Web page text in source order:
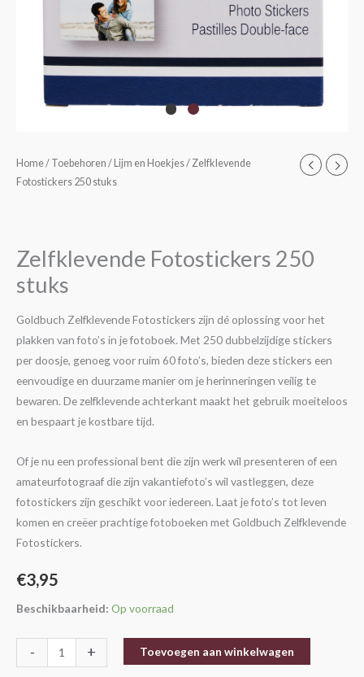
Home/ Toebehoren / Lijm en Hoekjes/ Zelfklevende
Fotostickers 250 stuks
Zelfklevende Fotostickers 250
stuks
Goldbuch Zelfklevende Fotostickers zijn dé oplossing voor het
plakken van foto’s in je fotoboek. Met 250 dubbelzijdige stickers
per doosje, genoeg voor ruim 60 foto’s, bieden deze stickers een
eenvoudige en duurzame manier om je herinneringen veilig te
bewaren. De zelfklevende achterkant maakt het gebruik moeiteloos
en bespaart je kostbare tijd.
Of je nu een professional bent die zijn werk wil presenteren of een
amateurfotograaf die zijn vakantiefoto’s wil vastleggen, deze
fotostickers zijn geschikt voor iedereen. Laat je foto’s tot leven
komen en creëer prachtige fotoboeken met Goldbuch Zelfklevende
Fotostickers.
€3,95
Beschikbaarheid: Op voorraad
-
Zelfklevende
Fotostickers
+ Toevoegen aan winkelwagen